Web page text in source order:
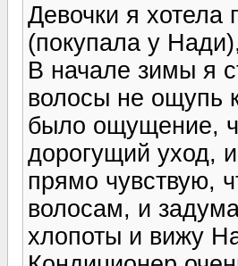
Девочки я хотела
(покупала у
В начале зимы я
волосы не ощупь
было ощущение,
дорогущий уход,
прямо чувствую,
волосам, и
хлопоты и вижу